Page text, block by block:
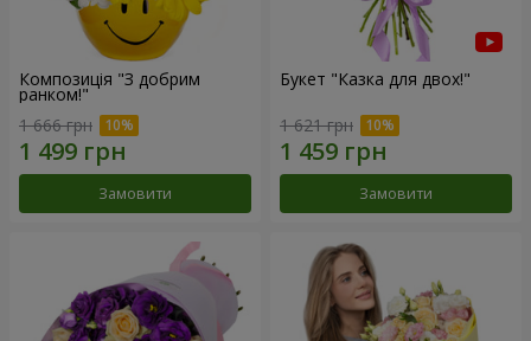
Композиція "З добрим
ранком!"
1 666 грн
Замовити
Букет "Казка для двох!"
1 621 грн
Замовити